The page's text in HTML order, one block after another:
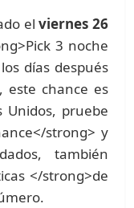
elviernes 26
3 noche
días después
este chance es
Unidos, pruebe
strong> y
también
</strong>de